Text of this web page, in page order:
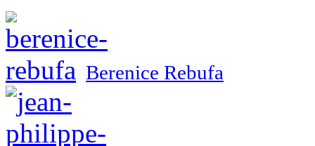
Berenice Rebufa